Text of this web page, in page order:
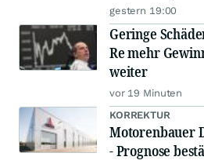
gestern 19:00
Geringe
Re mehr
weiter
vor 19 Minuten
KORREKTUR
Motorenbauer
- Prognose